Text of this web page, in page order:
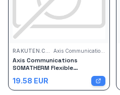
Axis Communications
SOMATHERM Flexible
d'alimentation de Machine a
laver - 1.5M - Arrivé droite et
Sortie coudée 3/4
19.58 EUR